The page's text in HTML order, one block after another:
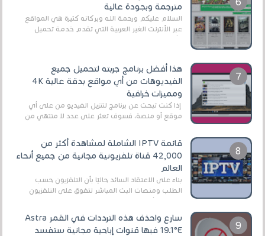
مترجمة وبجودة عالية
السلام عليكم ورحمة الله وبركاته كثيرة هي المواقع
عبر الأنترنت الغير العربية التي تقدم خدمة تحميل
الأفلام على التورنت ، ومعظم هذه المواقع ل...
هذا أفضل برنامج جربته لتحميل جميع
الفيديوهات من أي مواقع بدقة عالية 4K
ومميزات خرافية
إذا كنت تبحث عن برنامج لتنزيل الفيديو من على أي
موقع أو منصة، فسوف تعثر على عدد لا منتهي من
قائمة IPTV الشاملة لمشاهدة أكثر من
42,000 قناة تلفزيونية مجانية من جميع أنحاء
العالم
بناءً على الاعتقاد السائد حاليًا بأن التلفزيون حسب
الطلب ومنصات البث المباشر تتفوق على التلفزيون
الرقمي الأرضي التقليدي، يُعدّ IPTV-org خيار...
سارع واحذف هذه الترددات في القمر Astra
19.1°E فبها قنوات إباحية مجانية ستفسد